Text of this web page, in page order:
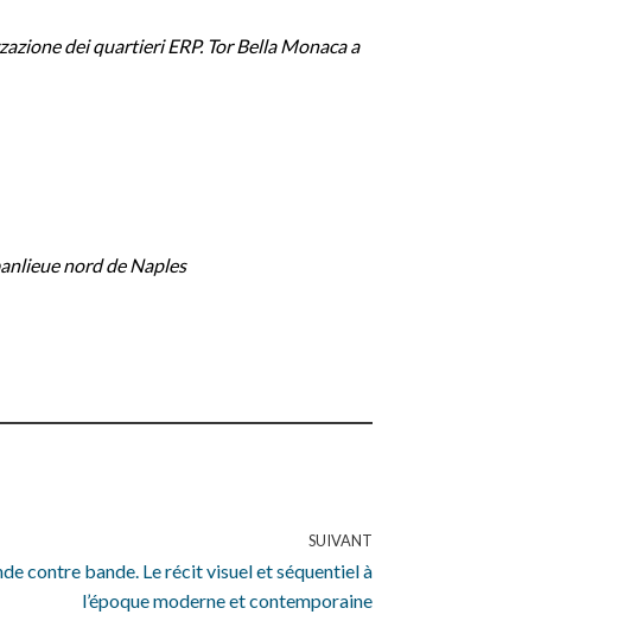
dei quartieri ERP. Tor Bella Monaca a
nord de Naples
SUIVANT
contre bande. Le récit visuel et séquentiel à
l’époque moderne et contemporaine